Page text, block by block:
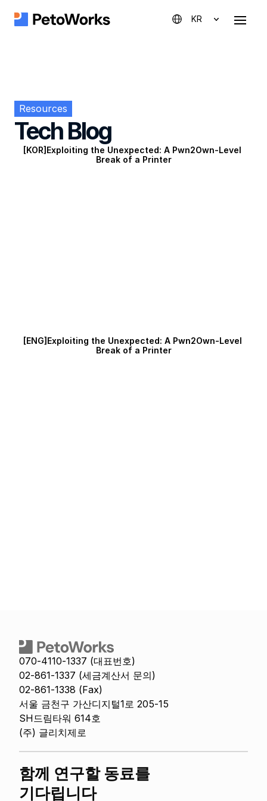
KR
Resources
Tech Blog
[KOR]Exploiting the Unexpected: A Pwn2Own-Level
Break of a Printer
[ENG]Exploiting the Unexpected: A Pwn2Own-Level
Break of a Printer
070-4110-1337 (대표번호)
02-861-1337 (세금계산서 문의)
02-861-1338 (Fax)
서울 금천구 가산디지털1로 205-15
SH드림타워 614호
(주) 글리치제로
함께 연구할 동료를
기다립니다